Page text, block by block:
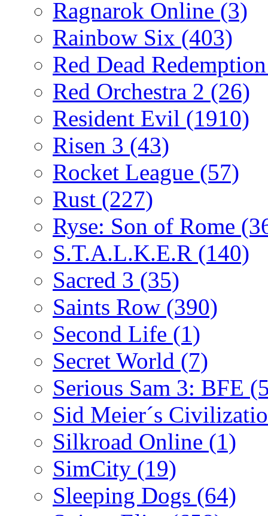
Ragnarok Online (3)
Rainbow Six (403)
Red Dead
Red Orchestra 2 (26)
Resident Evil (1910)
Risen 3 (43)
Rocket League (57)
Rust (227)
Ryse: Son of Rome
S.T.A.L.K.E.R (140)
Sacred 3 (35)
Saints Row (390)
Second Life (1)
Secret World (7)
Serious Sam 3: BFE
Sid Meier´s
Silkroad Online (1)
SimCity (19)
Sleeping Dogs (64)